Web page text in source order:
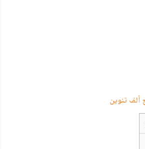
ألف تنوين